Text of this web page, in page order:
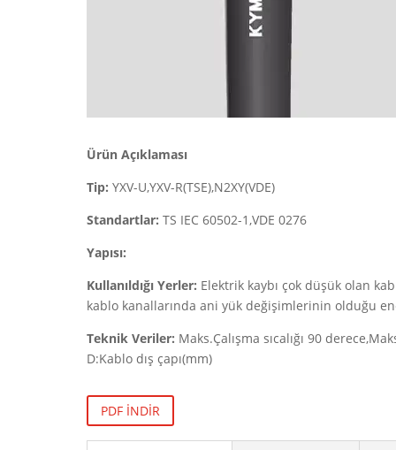
Ürün Açıklaması
Tip: YXV-U,YXV-R(TSE),N2XY(VDE)
Standartlar: TS IEC 60502-1,VDE 0276
Yapısı:
Kullanıldığı Yerler: Elektrik kaybı çok düşük olan
kablo kanallarında ani yük değişimlerinin olduğu
Teknik Veriler: Maks.Çalışma sıcalığı 90
D:Kablo dış çapı(mm)
PDF İNDİR